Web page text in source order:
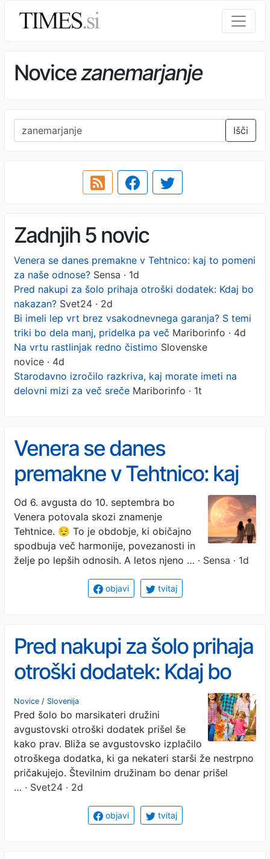
Novicezanemarjanje
Išči
Zadnjih 5 novic
Venera se danes premakne v Tehtnico: kaj to pomeni
za naše odnose? Sensa · 1d
Pred nakupi za šolo prihaja otroški dodatek: Kdaj bo
nakazan? Svet24 · 2d
Bi imeli lep vrt brez vsakodnevnega garanja? S temi
triki bo dela manj, pridelka pa več Mariborinfo · 4d
Na vrtu rastlinjak redno čistimo Slovenske
novice · 4d
Starodavno izročilo razkriva, kaj morate imeti na
delovni mizi za več sreče Mariborinfo · 1t
Venera se danes
premakne v Tehtnico: kaj
to pomeni za naše
odnose?
Od 6. avgusta do 10. septembra bo
Venera potovala skozi znamenje
Tehtnice. 😌 To je obdobje, ki običajno
spodbuja več harmonije, povezanosti in
želje po lepših odnosih. A letos njeno … · Sensa · 1d
objavi tvitaj
Pred nakupi za šolo prihaja
otroški dodatek: Kdaj bo
nakazan?
Novice / Slovenija
Pred šolo bo marsikateri družini
avgustovski otroški dodatek prišel še
kako prav. Bliža se avgustovsko izplačilo
otroškega dodatka, ki ga nekateri starši že nestrpno
pričakujejo. Številnim družinam bo denar prišel
… · Svet24 · 2d
objavi tvitaj